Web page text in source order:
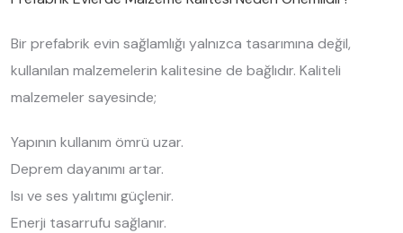
Bir prefabrik evin sağlamlığı yalnızca tasarımına değil,
kullanılan malzemelerin kalitesine de bağlıdır. Kaliteli
malzemeler sayesinde;
Yapının kullanım ömrü uzar.
Deprem dayanımı artar.
Isı ve ses yalıtımı güçlenir.
Enerji tasarrufu sağlanır.